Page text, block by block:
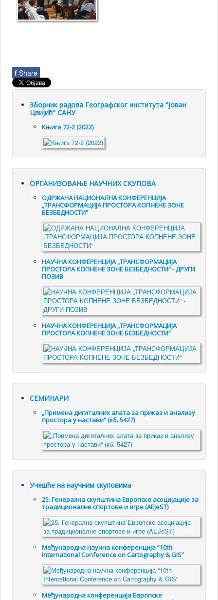
f Share
Зборник радова Географског института "Јован
Цвијић" САНУ
Књига 72-2 (2022)
ОРГАНИЗОВАЊЕ НАУЧНИХ СКУПОВА
ОДРЖАНА НАЦИОНАЛНА КОНФЕРЕНЦИЈА
„ТРАНСФОРМАЦИЈА ПРОСТОРА КОПНЕНЕ ЗОНЕ
БЕЗБЕДНОСТИ“
НАУЧНА КОНФЕРЕНЦИЈА „ТРАНСФОРМАЦИЈА
ПРОСТОРА КОПНЕНЕ ЗОНЕ БЕЗБЕДНОСТИ“ - ДРУГИ
ПОЗИВ
НАУЧНА КОНФЕРЕНЦИЈА „ТРАНСФОРМАЦИЈА
ПРОСТОРА КОПНЕНЕ ЗОНЕ БЕЗБЕДНОСТИ“
СЕМИНАРИ
„Примена дигиталних алата за приказ и анализу
простора у настави“ (кб. 5427)
Учешће на научним скуповима
25. Генералнa скупштинa Европске асоцијације за
традиционалне спортове и игре (AEJeST)
Међународна научна конференција “10th
International Conference on Cartography & GIS”
Међународна конференција Европске